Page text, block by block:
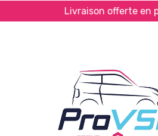
Livraison offerte en point